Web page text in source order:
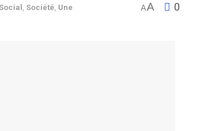
Social Société Une AA 0